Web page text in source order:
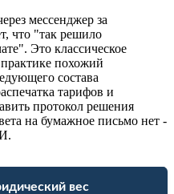
мессенджер за
что "так решило
Это классическое
похожий
состава
тарифов и
протокол решения
на бумажное письмо нет -
вес